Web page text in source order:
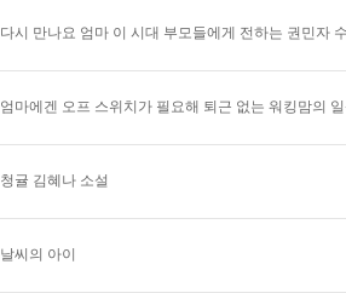
다시 만나요 엄마 이 시대 부모들에게 전하는 권민자
엄마에겐 오프 스위치가 필요해 퇴근 없는 워킹맘의
청귤 김혜나 소설
날씨의 아이